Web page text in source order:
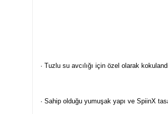
· Tuzlu su avcılığı için özel olarak
· Sahip olduğu yumuşak yapı ve SpiinX